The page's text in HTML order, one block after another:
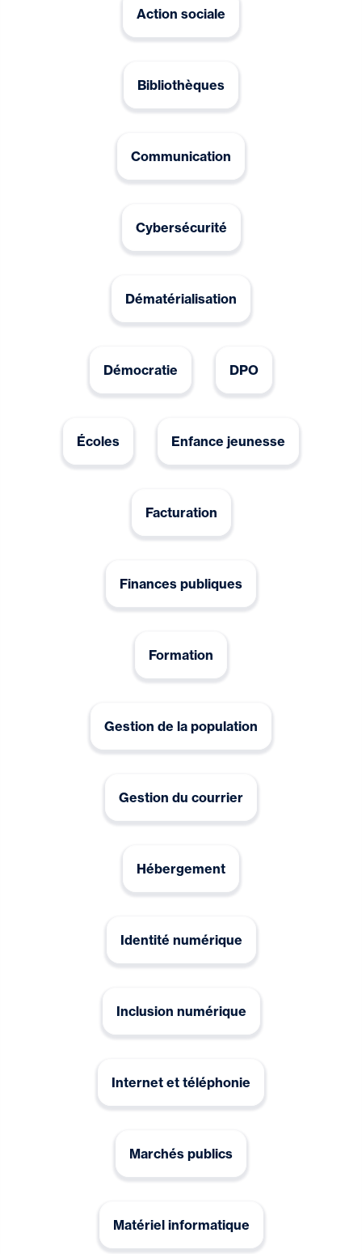
Action sociale
Bibliothèques
Communication
Cybersécurité
Dématérialisation
Démocratie DPO
Écoles Enfance jeunesse
Facturation
Finances publiques
Formation
Gestion de la population
Gestion du courrier
Hébergement
Identité numérique
Inclusion numérique
Internet et téléphonie
Marchés publics
Matériel informatique